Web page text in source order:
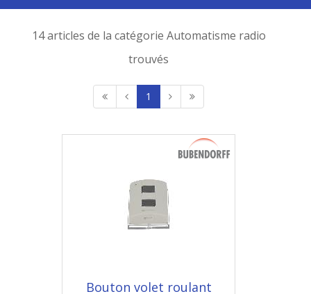
14 articles de la catégorie Automatisme radio
trouvés
1
Bouton volet roulant